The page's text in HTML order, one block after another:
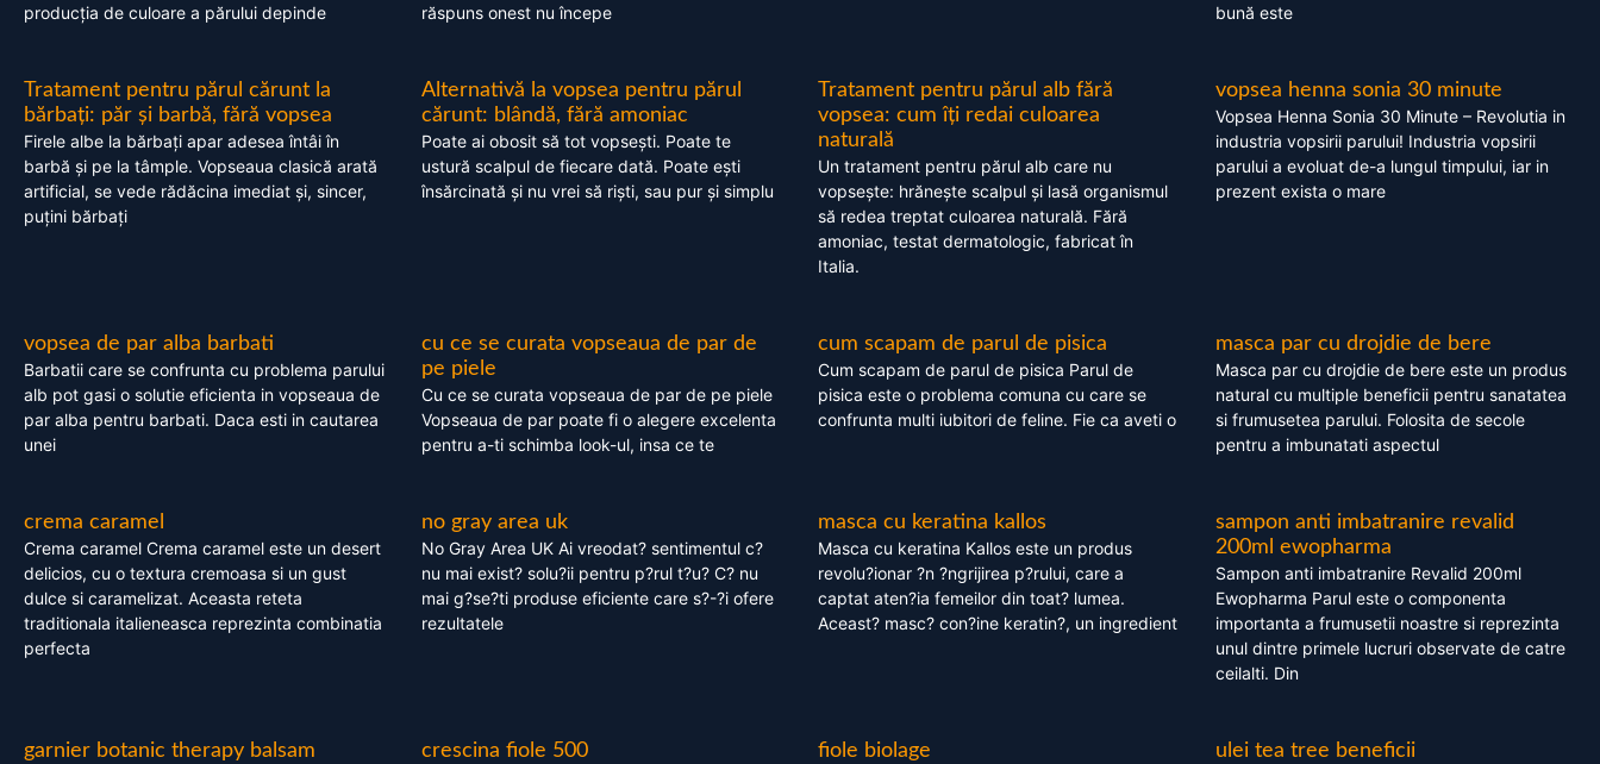
producția de culoare a părului depinde
răspuns onest nu începe
bună este
Tratament pentru părul cărunt la
bărbați: păr și barbă, fără vopsea
Firele albe la bărbați apar adesea întâi în
barbă și pe la tâmple. Vopseaua clasică arată
artificial, se vede rădăcina imediat și, sincer,
puțini bărbați
Alternativă la vopsea pentru părul
cărunt: blândă, fără amoniac
Poate ai obosit să tot vopsești. Poate te
ustură scalpul de fiecare dată. Poate ești
însărcinată și nu vrei să riști, sau pur și simplu
Tratament pentru părul alb fără
vopsea: cum îți redai culoarea
naturală
Un tratament pentru părul alb care nu
vopsește: hrănește scalpul și lasă organismul
să redea treptat culoarea naturală. Fără
amoniac, testat dermatologic, fabricat în
Italia.
vopsea henna sonia 30 minute
Vopsea Henna Sonia 30 Minute – Revolutia in
industria vopsirii parului! Industria vopsirii
parului a evoluat de-a lungul timpului, iar in
prezent exista o mare
vopsea de par alba barbati
Barbatii care se confrunta cu problema parului
alb pot gasi o solutie eficienta in vopseaua de
par alba pentru barbati. Daca esti in cautarea
unei
cu ce se curata vopseaua de par de
pe piele
Cu ce se curata vopseaua de par de pe piele
Vopseaua de par poate fi o alegere excelenta
pentru a-ti schimba look-ul, insa ce te
cum scapam de parul de pisica
Cum scapam de parul de pisica Parul de
pisica este o problema comuna cu care se
confrunta multi iubitori de feline. Fie ca aveti o
masca par cu drojdie de bere
Masca par cu drojdie de bere este un produs
natural cu multiple beneficii pentru sanatatea
si frumusetea parului. Folosita de secole
pentru a imbunatati aspectul
crema caramel
Crema caramel Crema caramel este un desert
delicios, cu o textura cremoasa si un gust
dulce si caramelizat. Aceasta reteta
traditionala italieneasca reprezinta combinatia
perfecta
no gray area uk
No Gray Area UK Ai vreodat? sentimentul c?
nu mai exist? solu?ii pentru p?rul t?u? C? nu
mai g?se?ti produse eficiente care s?-?i ofere
rezultatele
masca cu keratina kallos
Masca cu keratina Kallos este un produs
revolu?ionar ?n ?ngrijirea p?rului, care a
captat aten?ia femeilor din toat? lumea.
Aceast? masc? con?ine keratin?, un ingredient
sampon anti imbatranire revalid
200ml ewopharma
Sampon anti imbatranire Revalid 200ml
Ewopharma Parul este o componenta
importanta a frumusetii noastre si reprezinta
unul dintre primele lucruri observate de catre
ceilalti. Din
garnier botanic therapy balsam crescina fiole 500 fiole biolage ulei tea tree beneficii